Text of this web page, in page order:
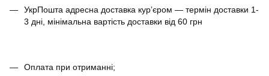
УкрПошта адресна доставка курʼєром — термін доставки 1-
3 дні, мінімальна вартість доставки від 60 грн
Оплата при отриманні;